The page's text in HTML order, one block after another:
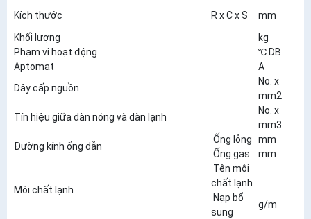
Kích thước
R x C x S mm
Khối lượng
kg
Phạm vi hoạt động
℃ DB
Aptomat
A
Dây cấp nguồn
No. x
mm2
Tín hiệu giữa dàn nóng và dàn lạnh
No. x
mm3
Đường kính ống dẫn
Ống lỏng mm
Ống gas
mm
Môi chất lạnh
Tên môi
chất lạnh
Nạp bổ
sung
g/m